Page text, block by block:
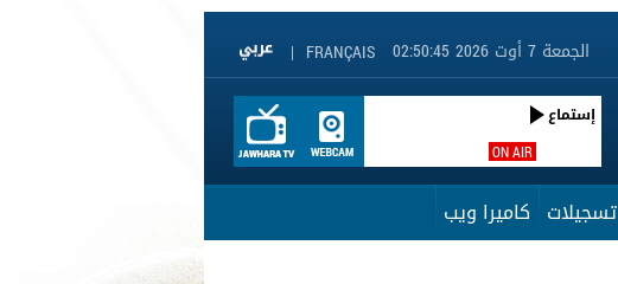
FRANÇAIS
| الجمعة 7 أوت 2026 02:50:45
ON AIR
إستماع
تسجيلات كاميرا ويب